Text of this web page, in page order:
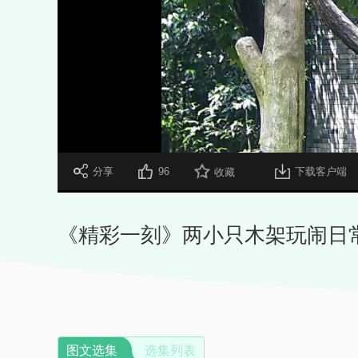
分享 96 收藏 下载客户端
《精彩一刻》两小只木架玩闹日
图文选集 选集列表